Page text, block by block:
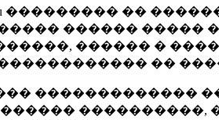
��������� ��
������ �����
������ �
��
�������������
����������,